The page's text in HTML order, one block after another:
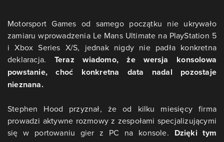
Motorsport Games od samego początku nie ukrywało
zamiaru wprowadzenia Le Mans Ultimate na PlayStation 5
i Xbox Series X/S, jednak nigdy nie padła konkretna
deklaracja. Teraz wiadomo, że wersja konsolowa
powstanie, choć konkretna data nadal pozostaje
nieznana.
Stephen Hood przyznał, że od kilku miesięcy firma
prowadzi aktywne rozmowy z zespołami specjalizującymi
się w portowaniu gier z PC na konsole. Dzięki tym